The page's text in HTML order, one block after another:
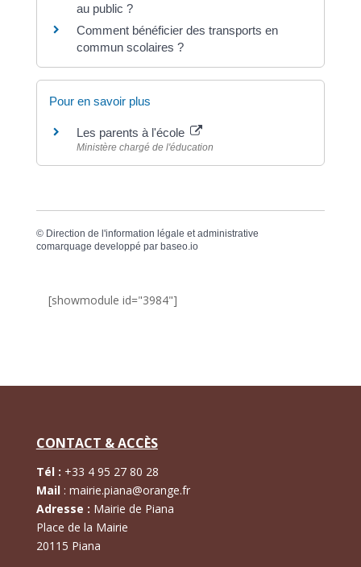
au public ?
Comment bénéficier des transports en
commun scolaires ?
Pour en savoir plus
Les parents à l'école
Ministère chargé de l'éducation
© Direction de l'information légale et administrative
comarquage developpé par baseo.io
[showmodule id="3984"]
CONTACT & ACCÈS
Tél : +33 4 95 27 80 28
Mail: mairie.piana@orange.fr
Adresse : Mairie de Piana
Place de la Mairie
20115 Piana